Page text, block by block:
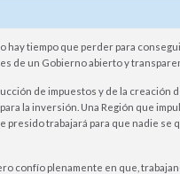
tiempo que perder para
de un Gobierno abierto y
de impuestos y de la creación
la inversión. Una Región que
trabajará para que nadie se
confío plenamente en que,